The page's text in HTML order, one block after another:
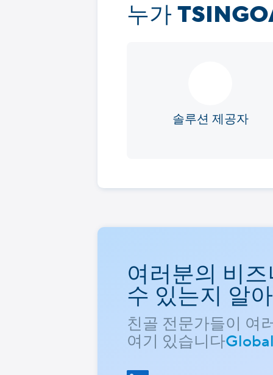
누가
솔루션 제공자
여러분의 비
수 있는지 알
친골 전문가들이 여
여기 있습니다